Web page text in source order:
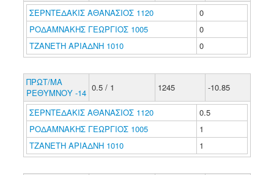
ΣΕΡΝΤΕΔΑΚΙΣ ΑΘΑΝΑΣΙΟΣ 1120
0
ΡΟΔΑΜΝΑΚΗΣ ΓΕΩΡΓΙΟΣ 1005
0
ΤΖΑΝΕΤΗ ΑΡΙΑΔΝΗ 1010
0
ΠΡΩΤ/ΜΑ
ΡΕΘΥΜΝΟΥ -14 0.5 / 1 1245 -10.85
ΣΕΡΝΤΕΔΑΚΙΣ ΑΘΑΝΑΣΙΟΣ 1120
0.5
ΡΟΔΑΜΝΑΚΗΣ ΓΕΩΡΓΙΟΣ 1005
1
ΤΖΑΝΕΤΗ ΑΡΙΑΔΝΗ 1010
1